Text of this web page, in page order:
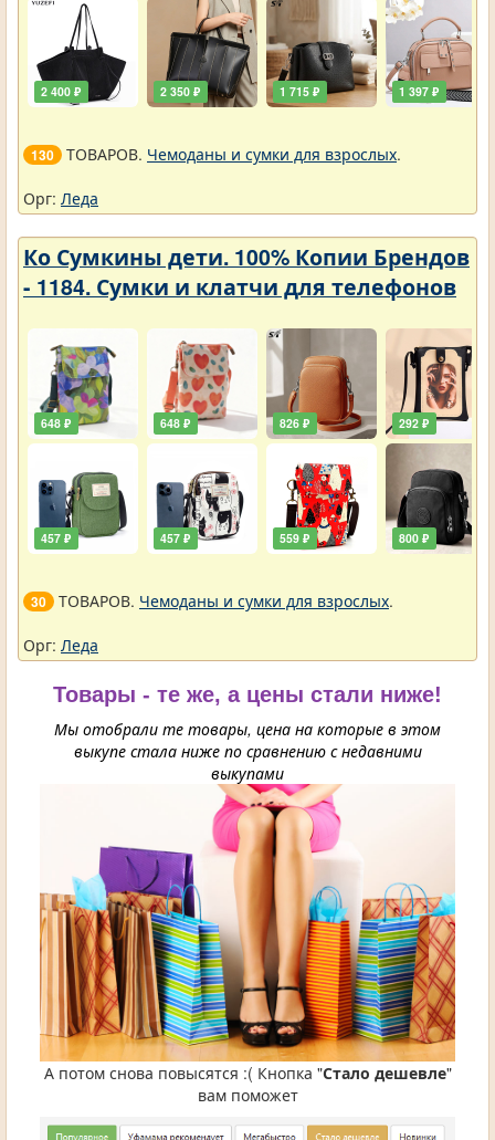
2 400 ₽ 2 350 ₽ 1 715 ₽ 1 397 ₽
130 ТОВАРОВ. Чемоданы и сумки для взрослых.
Орг: Леда
Ко Сумкины дети. 100% Копии Брендов
- 1184. Сумки и клатчи для телефонов
648 ₽
457 ₽
648 ₽
457 ₽
826 ₽
559 ₽
292 ₽
800 ₽
30 ТОВАРОВ. Чемоданы и сумки для взрослых.
Орг: Леда
Товары - те же, а цены стали ниже!
Мы отобрали те товары, цена на которые в этом
выкупе стала ниже по сравнению с недавними
выкупами
А потом снова повысятся :( Кнопка "Стало дешевле"
вам поможет